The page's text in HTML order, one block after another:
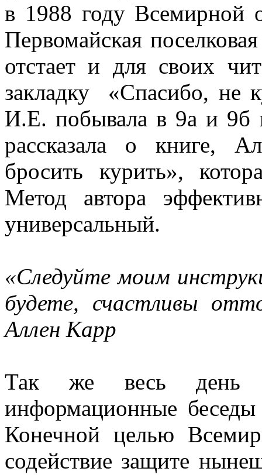
в 1988 году Всемирной
Первомайская
отстает и для своих
закладку «Спасибо, не
И.Е. побывала в 9а и
рассказала о книге,
бросить курить»,
Метод автора
универсальный.
«Следуйте моим
будете, счастливы
Аллен Карр
Так же весь день
информационные
Конечной целью
содействие защите